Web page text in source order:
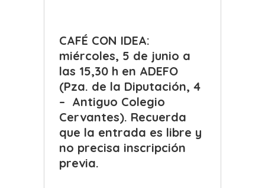
CAFÉ CON IDEA:
miércoles, 5 de junio a
las 15,30 h en ADEFO
(Pza. de la Diputación, 4
– Antiguo Colegio
Cervantes). Recuerda
que la entrada es libre y
no precisa inscripción
previa.